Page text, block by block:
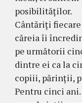
posibilităților.
Cântăriți fiecare
căreia îi
pe următorii
dintre ei ca la
copiii, părinții,
Pentru cinci ani.